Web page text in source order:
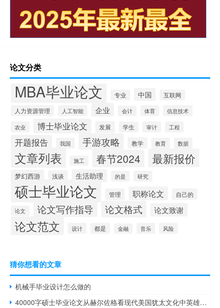
论文分类
MBA毕业论文 专业 中国
互联网
人力资源管理
人工智能 企业 会计 体育 信息技术
农业 博士毕业论文 发展 学生 审计 工程
开题报告 我国 手游攻略 教学 教育 数据
文章列表 施工 春节2024 最新报价
梦幻西游 浅谈 生活助理 的是 研究
硕士毕业论文 管理 职称论文 自己的
论文 论文写作指导 论文格式 论文致谢
论文范文 设计 都是 金融 音乐 风险
猜你想看的文章
机械手毕业设计怎么做的
40000字硕士毕业论文从赫尔佐格看现代美国犹太文化中英雄的形象困境